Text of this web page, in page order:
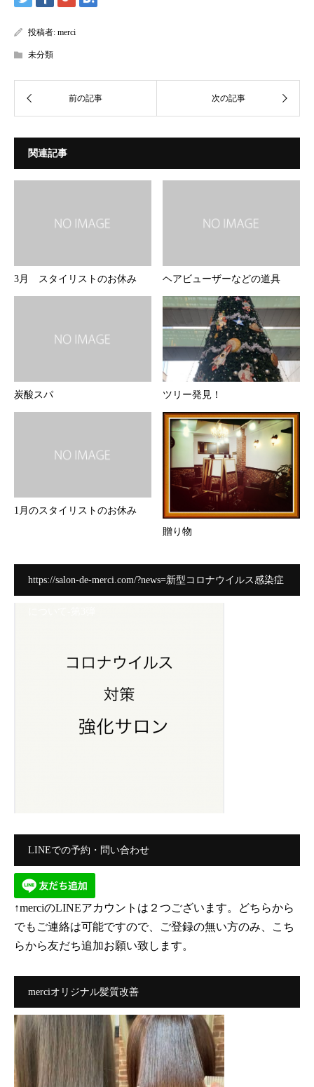
投稿者: merci
未分類
関連記事
3月 スタイリストのお休み ヘアビューザーなどの道具
炭酸スパ ツリー発見！
1月のスタイリストのお休み
贈り物
https://salon-de-merci.com/?news=新型コロナウイルス感染症
LINEでの予約・問い合わせ
↑merciのLINEアカウントは２つございます。どちらから
でもご連絡は可能ですので、ご登録の無い方のみ、こち
らから友だち追加お願い致します。
merciオリジナル髪質改善